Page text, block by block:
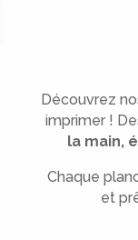
Découvrez
imprimer !
la main,
Chaque
et